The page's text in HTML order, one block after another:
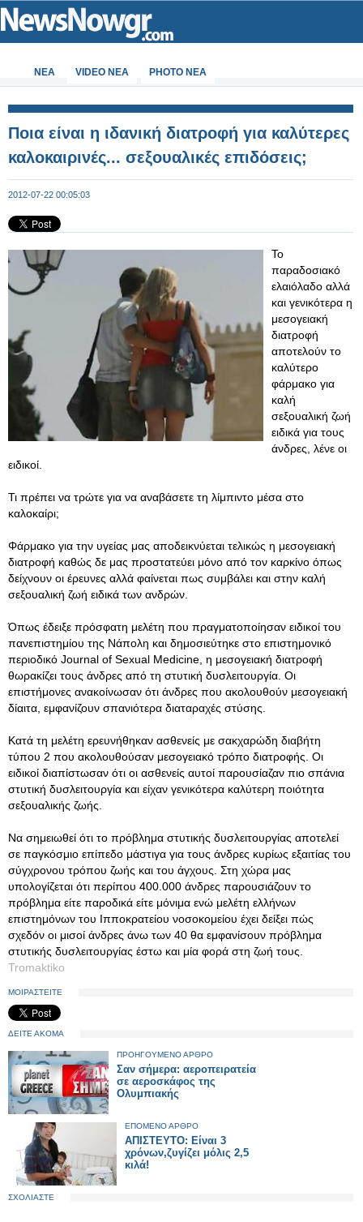
ΝΕΑ VIDEO NEA PHOTO NEA
Ποια είναι η ιδανική διατροφή για καλύτερες
καλοκαιρινές... σεξουαλικές επιδόσεις;
2012-07-22 00:05:03
Το
παραδοσιακό
ελαιόλαδο αλλά
και γενικότερα η
μεσογειακή
διατροφή
αποτελούν το
καλύτερο
φάρμακο για
καλή
σεξουαλική ζωή
ειδικά για τους
άνδρες, λένε οι
ειδικοί.
Τι πρέπει να τρώτε για να αναβάσετε τη λίμπιντο μέσα στο
καλοκαίρι;
Φάρμακο για την υγείας μας αποδεικνύεται τελικώς η μεσογειακή
διατροφή καθώς δε μας προστατεύει μόνο από τον καρκίνο όπως
δείχνουν οι έρευνες αλλά φαίνεται πως συμβάλει και στην καλή
σεξουαλική ζωή ειδικά των ανδρών.
Όπως έδειξε πρόσφατη μελέτη που πραγματοποίησαν ειδικοί του
πανεπιστημίου της Νάπολη και δημοσιεύτηκε στο επιστημονικό
περιοδικό Journal of Sexual Medicine, η μεσογειακή διατροφή
θωρακίζει τους άνδρες από τη στυτική δυσλειτουργία. Οι
επιστήμονες ανακοίνωσαν ότι άνδρες που ακολουθούν μεσογειακή
δίαιτα, εμφανίζουν σπανιότερα διαταραχές στύσης.
Κατά τη μελέτη ερευνήθηκαν ασθενείς με σακχαρώδη διαβήτη
τύπου 2 που ακολουθούσαν μεσογειακό τρόπο διατροφής. Οι
ειδικοί διαπίστωσαν ότι οι ασθενείς αυτοί παρουσίαζαν πιο σπάνια
στυτική δυσλειτουργία και είχαν γενικότερα καλύτερη ποιότητα
σεξουαλικής ζωής.
Να σημειωθεί ότι το πρόβλημα στυτικής δυσλειτουργίας αποτελεί
σε παγκόσμιο επίπεδο μάστιγα για τους άνδρες κυρίως εξαιτίας του
σύγχρονου τρόπου ζωής και του άγχους. Στη χώρα μας
υπολογίζεται ότι περίπου 400.000 άνδρες παρουσιάζουν το
πρόβλημα είτε παροδικά είτε μόνιμα ενώ μελέτη ελλήνων
επιστημόνων του Ιπποκρατείου νοσοκομείου έχει δείξει πώς
σχεδόν οι μισοί άνδρες άνω των 40 θα εμφανίσουν πρόβλημα
στυτικής δυσλειτουργίας έστω και μία φορά στη ζωή τους.
Tromaktiko
ΜΟΙΡΑΣΤΕΙΤΕ
ΔΕΙΤΕ ΑΚΟΜΑ
ΠΡΟΗΓΟΥΜΕΝΟ ΑΡΘΡΟ
Σαν σήμερα: αεροπειρατεία
σε αεροσκάφος της
Ολυμπιακής
ΕΠΟΜΕΝΟ ΑΡΘΡΟ
ΑΠΙΣΤΕΥΤΟ: Είναι 3
χρόνων,ζυγίζει μόλις 2,5
κιλά!
ΣΧΟΛΙΑΣΤΕ